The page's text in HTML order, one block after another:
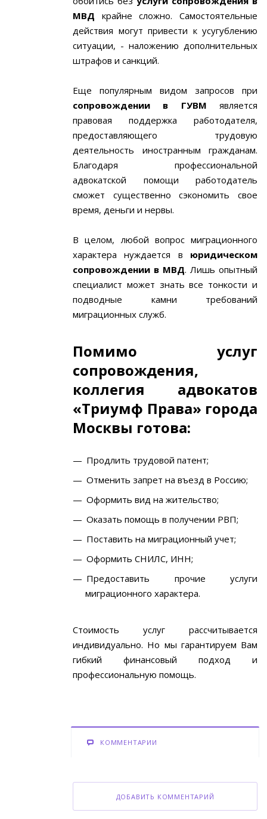
МВД крайне сложно. Самостоятельные
действия могут привести к усугублению
ситуации, - наложению дополнительных
штрафов и санкций.
Еще популярным видом запросов при
сопровождении в ГУВМ является
правовая поддержка работодателя,
предоставляющего трудовую
деятельность иностранным гражданам.
Благодаря профессиональной
адвокатской помощи работодатель
сможет существенно сэкономить свое
время, деньги и нервы.
В целом, любой вопрос миграционного
характера нуждается в юридическом
сопровождении в МВД. Лишь опытный
специалист может знать все тонкости и
подводные камни требований
миграционных служб.
Помимо услуг
сопровождения,
коллегия адвокатов
«Триумф Права» города
Москвы готова:
Продлить трудовой патент;
Отменить запрет на въезд в Россию;
Оформить вид на жительство;
Оказать помощь в получении РВП;
Поставить на миграционный учет;
Оформить СНИЛС, ИНН;
Предоставить прочие услуги
миграционного характера.
Стоимость услуг рассчитывается
индивидуально. Но мы гарантируем Вам
гибкий финансовый подход и
профессиональную помощь.
КОММЕНТАРИИ
ДОБАВИТЬ КОММЕНТАРИЙ